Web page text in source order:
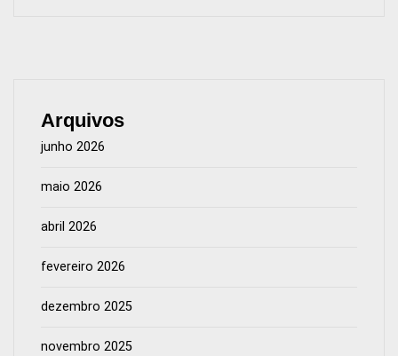
Arquivos
junho 2026
maio 2026
abril 2026
fevereiro 2026
dezembro 2025
novembro 2025